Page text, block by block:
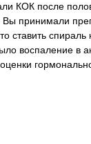
КОК после
Вы принимали
ставить
воспаление в